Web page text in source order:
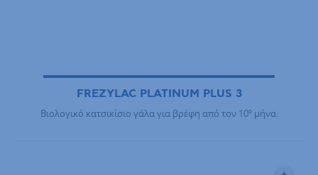
FREZYLAC PLATINUM PLUS 3
Βιολογικό κατσικίσιο γάλα για βρέφη από τον 10º μήνα.